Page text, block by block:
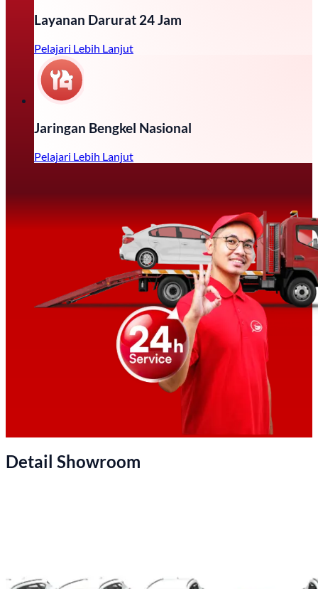
Layanan Darurat 24 Jam
Pelajari Lebih Lanjut
Jaringan Bengkel Nasional
Pelajari Lebih Lanjut
Detail Showroom